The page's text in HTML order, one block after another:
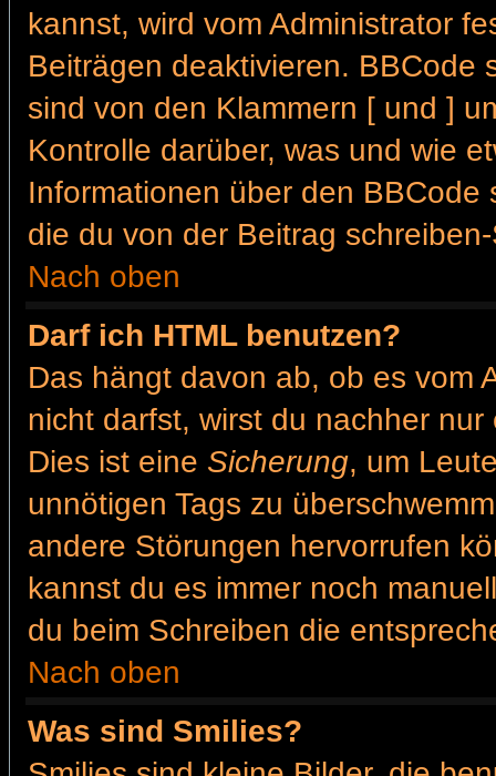
kannst, wird vom Administrator
Beiträgen deaktivieren. BBCode
sind von den Klammern [ und ]
Kontrolle darüber, was und wie
Informationen über den
die du von der Beitrag
Nach oben
Darf ich HTML benutzen?
Das hängt davon ab, ob es vom
nicht darfst, wirst du nachher
Dies ist eine Sicherung, um
unnötigen Tags zu
andere Störungen hervorrufen
kannst du es immer noch
du beim Schreiben die
Nach oben
Was sind Smilies?